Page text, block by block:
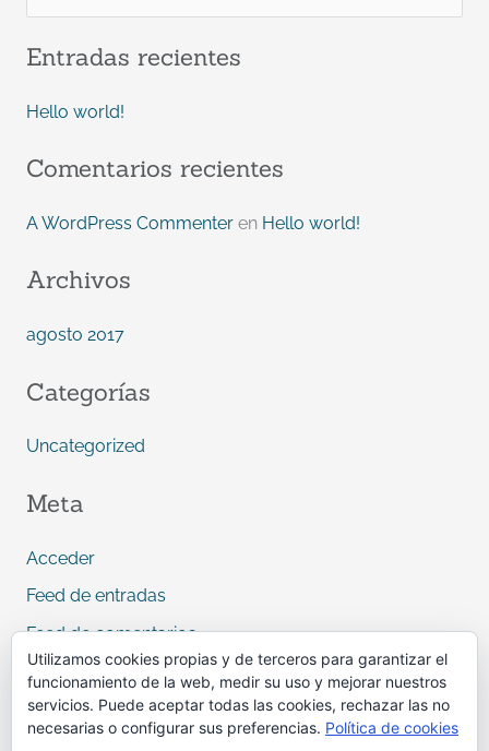
s
r
o
Entradas recientes
Hello world!
Comentarios recientes
A WordPress Commenteren Hello world!
Archivos
agosto 2017
Categorías
Uncategorized
Meta
Acceder
Feed de entradas
Feed de comentarios
WordPress.org
Utilizamos cookies propias y de terceros para garantizar el
funcionamiento de la web, medir su uso y mejorar nuestros
servicios. Puede aceptar todas las cookies, rechazar las no
necesarias o configurar sus preferencias. Política de cookies